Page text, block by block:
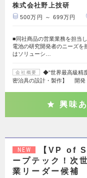
株式会社野上技研
500万円 ～ 699万円
■同社商品の営業業務を担当
電池の研究開発者のニーズを
はソリューシ…
会社概要
◆“世界最高級精
密治具の設計・製作】 開発
興味
NEW
【VP of
ープテック！次
業リーダー候補